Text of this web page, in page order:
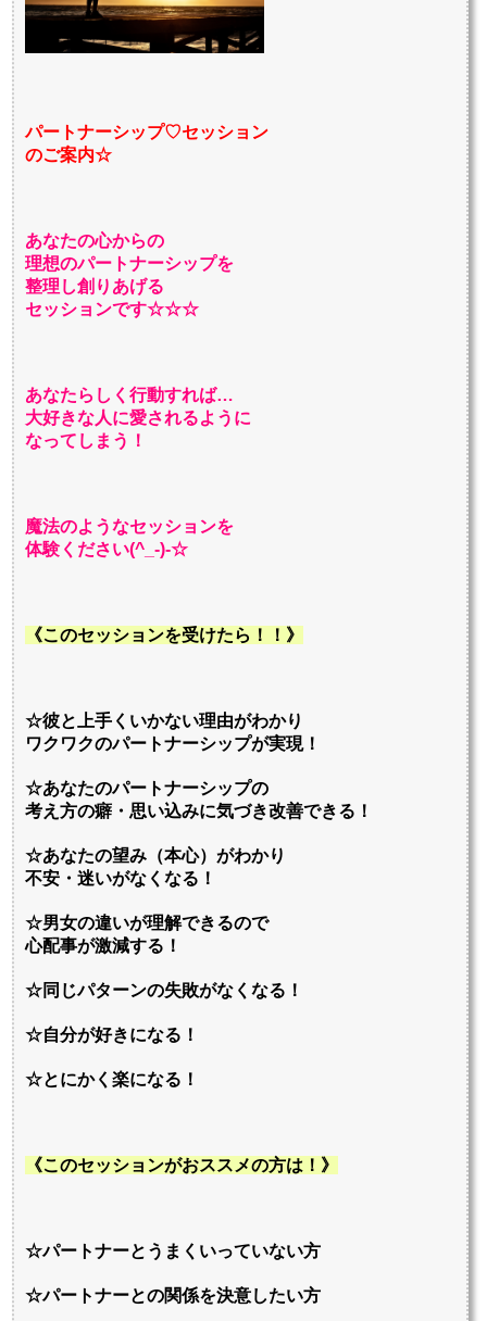
パートナーシップ♡セッション
のご案内☆
あなたの心からの
理想のパートナーシップを
整理し創りあげる
セッションです☆☆☆
あなたらしく行動すれば…
大好きな人に愛されるように
なってしまう！
魔法のようなセッションを
体験ください(^_-)-☆
《このセッションを受けたら！！》
☆彼と上手くいかない理由がわかり
ワクワクのパートナーシップが実現！
☆あなたのパートナーシップの
考え方の癖・思い込みに気づき改善できる ！
☆あなたの望み（本心）がわかり
不安・迷いがなくなる！
☆男女の違いが理解できるので
心配事が激減する！
☆同じパターンの失敗がなくなる！
☆自分が好きになる！
☆とにかく楽になる！
《このセッションがおススメの方は！》
☆パートナーとうまくいっていない方
☆パートナーとの関係を決意したい方